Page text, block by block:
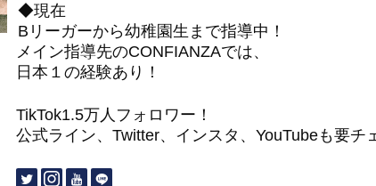
◆現在
Bリーガーから幼稚園生まで指導中！
メイン指導先のCONFIANZAでは、
日本１の経験あり！
TikTok1.5万人フォロワー！
公式ライン、Twitter、インスタ、YouTubeも要チ